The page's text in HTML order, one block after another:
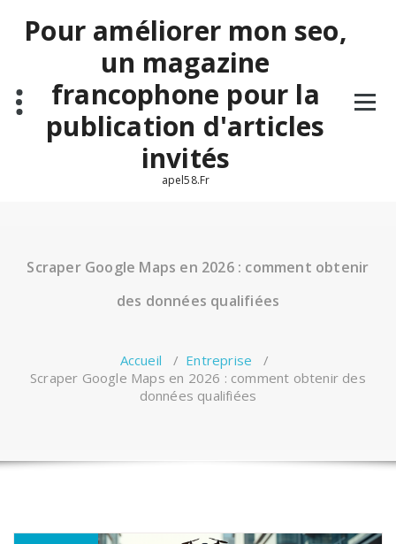
contenuPour améliorer mon seo,
un magazine
francophone pour la
publication d'articles
invités
apel58.Fr
Scraper Google Maps en 2026 : comment obtenir
des données qualifiées
Accueil / Entreprise /
Scraper Google Maps en 2026 : comment obtenir des
données qualifiées